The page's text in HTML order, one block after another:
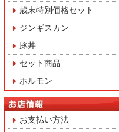
歳末特別価格セット
ジンギスカン
豚丼
セット商品
ホルモン
お支払い方法